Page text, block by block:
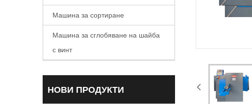
Машина за сортиране
Машина за сглобяване на шайба
с винт
НОВИ ПРОДУКТИ